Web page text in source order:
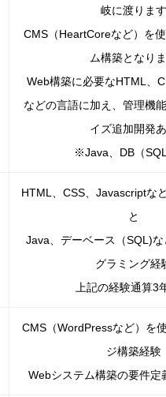
岐に渡ります
CMS（HeartCoreなど）を
ム構築となり
Web構築に必要なHTML、
などの言語に加え、管理機
イズ追加開発
※Java、DB（
HTML、CSS、Javascriptな
と
Java、デーベース（SQL)
グラミング経
上記の経験通算3
CMS（WordPressなど）を
ジ構築経験
Webシステム構築の要件定